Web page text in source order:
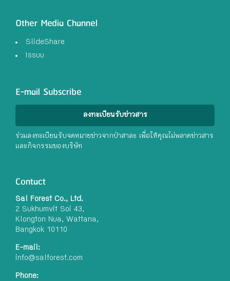
Other Media Channel
SlideShare
Issuu
E-mail Subscribe
ลงทะเบียนรับข่าวสาร
ร่วมลงทะเบียนรับจดหมายข่าวจากป่าสาละ เพื่อให้คุณไม่พลาดข่าวสาร
และกิจกรรมของบริษัท
Contact
Sal Forest Co., Ltd.
2 Sukhumvit Soi 43,
Klongton Nua, Wattana,
Bangkok 10110
E-mail:
info@salforest.com
Phone: